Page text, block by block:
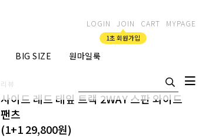
LOGIN JOIN
1초 회원가입
CART MYPAGE
BIG SIZE 원마일룩
리뷰
사이드 레드 테잎 트랙 2WAY 스판 와이드
팬츠
(1+1 29,800원)